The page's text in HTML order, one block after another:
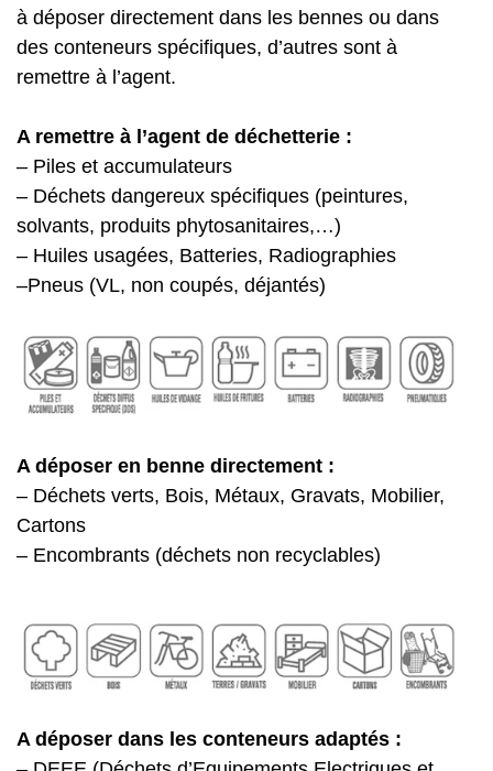
à déposer directement dans les bennes ou dans
des conteneurs spécifiques, d’autres sont à
remettre à l’agent.
A remettre à l’agent de déchetterie :
– Piles et accumulateurs
– Déchets dangereux spécifiques (peintures,
solvants, produits phytosanitaires,…)
– Huiles usagées, Batteries, Radiographies
–Pneus (VL, non coupés, déjantés)
A déposer en benne directement :
– Déchets verts, Bois, Métaux, Gravats, Mobilier,
Cartons
– Encombrants (déchets non recyclables)
A déposer dans les conteneurs adaptés :